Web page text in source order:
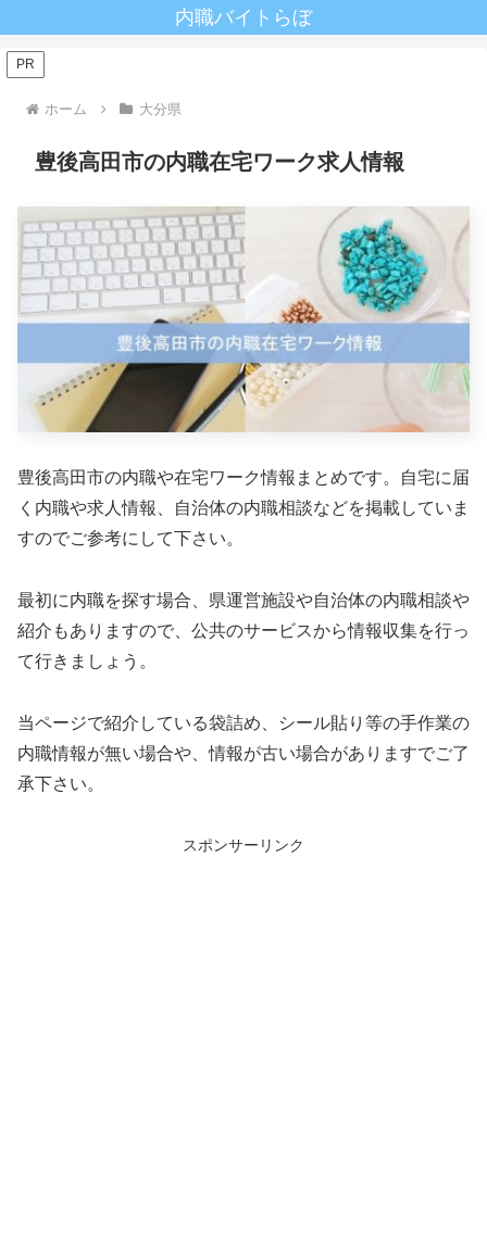
内職バイトらぼ
PR
ホーム 大分県
豊後高田市の内職在宅ワーク求人情報
豊後高田市の内職や在宅ワーク情報まとめです。自宅に届
く内職や求人情報、自治体の内職相談などを掲載していま
すのでご参考にして下さい。
最初に内職を探す場合、県運営施設や自治体の内職相談や
紹介もありますので、公共のサービスから情報収集を行っ
て行きましょう。
当ページで紹介している袋詰め、シール貼り等の手作業の
内職情報が無い場合や、情報が古い場合がありますでご了
承下さい。
スポンサーリンク